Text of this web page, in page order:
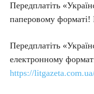
Передплатіть
паперовому форматі!
Передплатіть
електронному
https://